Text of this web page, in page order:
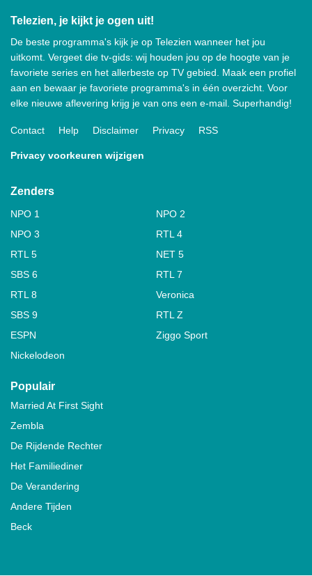
Telezien, je kijkt je ogen uit!
De beste programma's kijk je op Telezien wanneer het jou
uitkomt. Vergeet die tv-gids: wij houden jou op de hoogte van je
favoriete series en het allerbeste op TV gebied. Maak een profiel
aan en bewaar je favoriete programma's in één overzicht. Voor
elke nieuwe aflevering krijg je van ons een e-mail. Superhandig!
Contact Help Disclaimer Privacy RSS
Privacy voorkeuren wijzigen
Zenders
NPO 1
NPO 2
NPO 3
RTL 4
RTL 5
NET 5
SBS 6
RTL 7
RTL 8
Veronica
SBS 9
RTL Z
ESPN
Ziggo Sport
Nickelodeon
Populair
Married At First Sight
Zembla
De Rijdende Rechter
Het Familiediner
De Verandering
Andere Tijden
Beck